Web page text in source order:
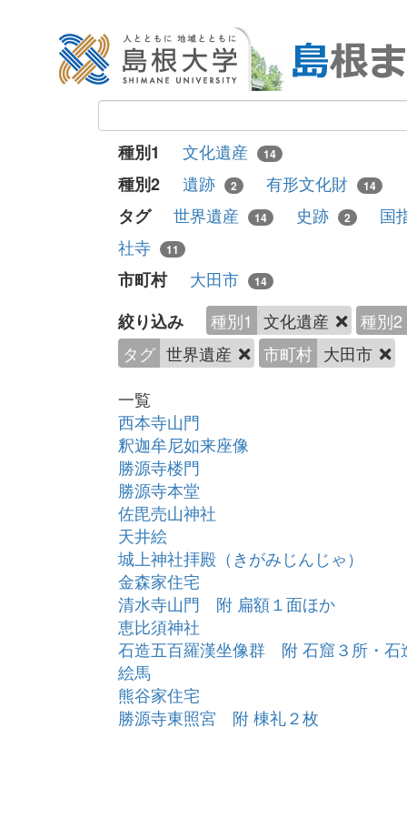
種別1 文化遺産 14
種別2 遺跡 2 有形文化財 14
タグ 世界遺産 14 史跡 2
国
社寺
11
市町村 大田市 14
絞り込み 種別1 文化遺産
種別2
タグ 世界遺産 市町村 大田市
一覧
西本寺山門
釈迦牟尼如来座像
勝源寺楼門
勝源寺本堂
佐毘売山神社
天井絵
城上神社拝殿（きがみじんじゃ）
金森家住宅
清水寺山門 附 扁額１面ほか
恵比須神社
石造五百羅漢坐像群 附 石窟３所・石
絵馬
熊谷家住宅
勝源寺東照宮 附 棟礼２枚